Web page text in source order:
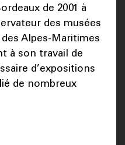
de 2001 à
des musées
Alpes-Maritimes
à son travail de
d’expositions
de nombreux